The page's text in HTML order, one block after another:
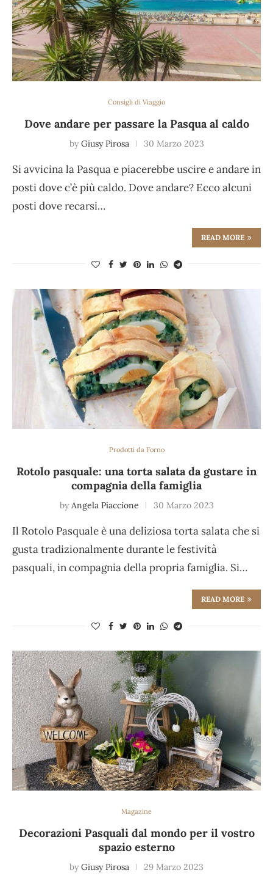
Consigli di Viaggio
Dove andare per passare la Pasqua al caldo
by Giusy Pirosa 30 Marzo 2023
Si avvicina la Pasqua e piacerebbe uscire e andare in
posti dove c’è più caldo. Dove andare? Ecco alcuni
posti dove recarsi…
READ MORE
Prodotti da Forno
Rotolo pasquale: una torta salata da gustare in
compagnia della famiglia
by Angela Piaccione 30 Marzo 2023
Il Rotolo Pasquale è una deliziosa torta salata che si
gusta tradizionalmente durante le festività
pasquali, in compagnia della propria famiglia. Si…
READ MORE
Magazine
Decorazioni Pasquali dal mondo per il vostro
spazio esterno
by Giusy Pirosa 29 Marzo 2023